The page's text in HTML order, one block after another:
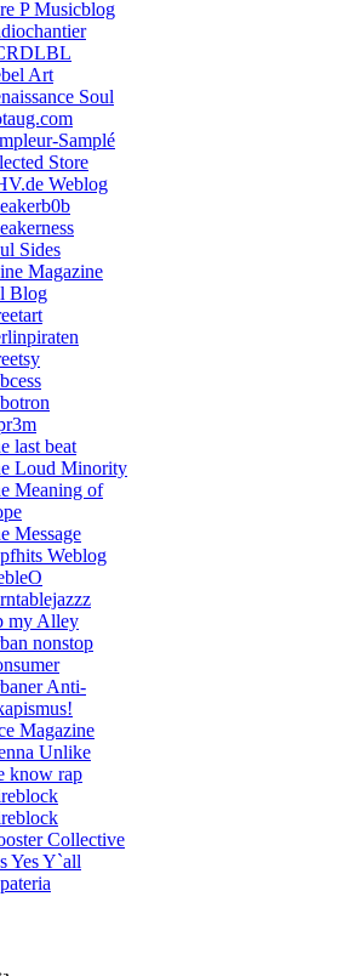
P Musicblog
Art
Soul
Samplé
Store
Weblog
Sides
Magazine
Blog
last beat
Loud Minority
Meaning of
Message
Weblog
my Alley
nonstop
Anti-
Magazine
Unlike
know rap
Collective
Yes Y`all